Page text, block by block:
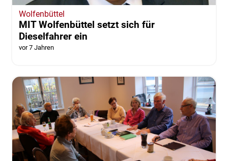
Wolfenbüttel
MIT Wolfenbüttel setzt sich für
Dieselfahrer ein
vor 7 Jahren